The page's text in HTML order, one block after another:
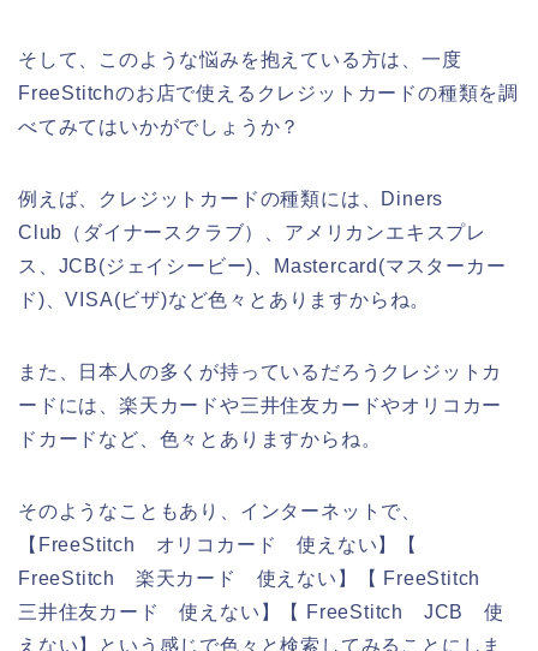
そして、このような悩みを抱えている方は、一度
FreeStitchのお店で使えるクレジットカードの種類を調
べてみてはいかがでしょうか？
例えば、クレジットカードの種類には、Diners
Club（ダイナースクラブ）、アメリカンエキスプレ
ス、JCB(ジェイシービー)、Mastercard(マスターカー
ド)、VISA(ビザ)など色々とありますからね。
また、日本人の多くが持っているだろうクレジットカ
ードには、楽天カードや三井住友カードやオリコカー
ドカードなど、色々とありますからね。
そのようなこともあり、インターネットで、
【FreeStitch オリコカード 使えない】【
FreeStitch 楽天カード 使えない】【 FreeStitch
三井住友カード 使えない】【 FreeStitch JCB 使
えない】という感じで色々と検索してみることにしま